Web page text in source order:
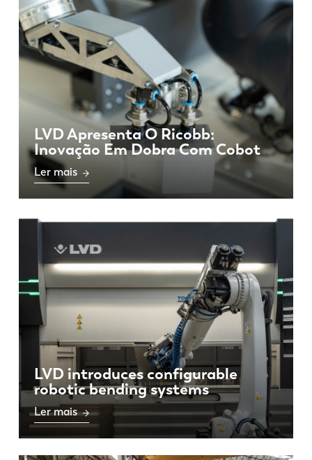
LVD Apresenta O Ricobb:
Inovação Em Dobra Com Cobot
Ler mais
LVD introduces configurable
robotic bending systems
Ler mais